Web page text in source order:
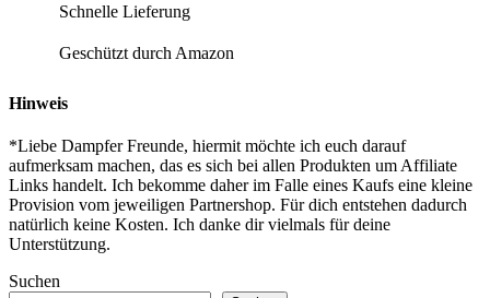
Schnelle Lieferung
Geschützt durch Amazon
Hinweis
*Liebe Dampfer Freunde, hiermit möchte ich euch darauf
aufmerksam machen, das es sich bei allen Produkten um Affiliate
Links handelt. Ich bekomme daher im Falle eines Kaufs eine kleine
Provision vom jeweiligen Partnershop. Für dich entstehen dadurch
natürlich keine Kosten. Ich danke dir vielmals für deine
Unterstützung.
Suchen